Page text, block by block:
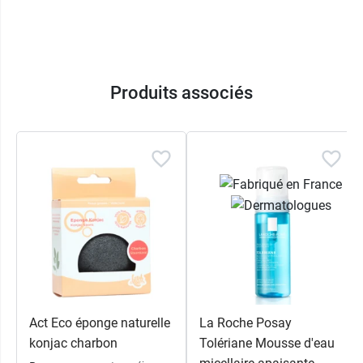
Produits associés
Act Eco éponge naturelle
konjac charbon
La Roche Posay
Tolériane Mousse d'eau